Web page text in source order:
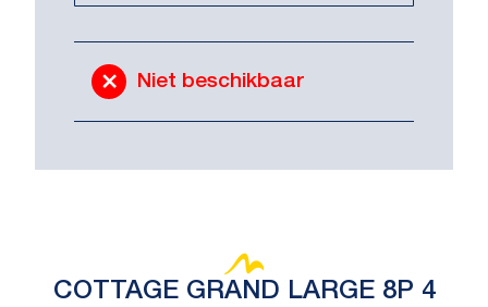
COTTAGE GRAND LARGE 8P 4
Niet beschikbaar